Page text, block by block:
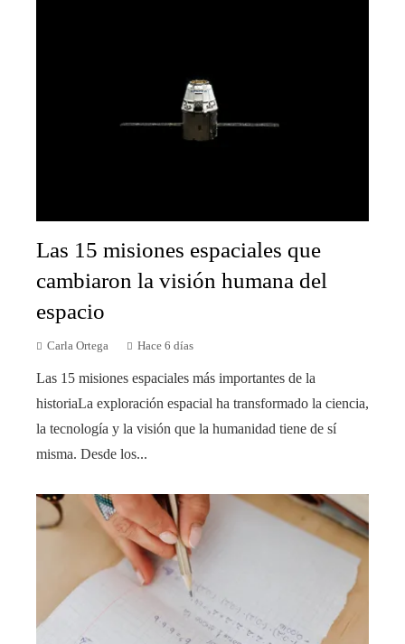
Las 15 misiones espaciales que
cambiaron la visión humana del
espacio
Carla Ortega Hace 6 días
Las 15 misiones espaciales más importantes de la
historiaLa exploración espacial ha transformado la ciencia,
la tecnología y la visión que la humanidad tiene de sí
misma. Desde los...